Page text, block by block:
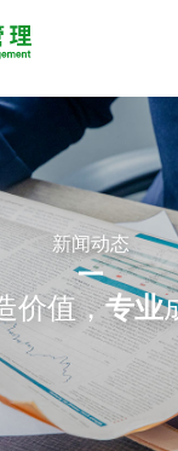
新闻动态
价值，专业